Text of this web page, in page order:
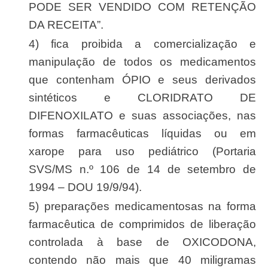
PODE SER VENDIDO COM RETENÇÃO
DA RECEITA”.
4) fica proibida a comercialização e
manipulação de todos os medicamentos
que contenham ÓPIO e seus derivados
sintéticos e CLORIDRATO DE
DIFENOXILATO e suas associações, nas
formas farmacêuticas líquidas ou em
xarope para uso pediátrico (Portaria
SVS/MS n.º 106 de 14 de setembro de
1994 – DOU 19/9/94).
5) preparações medicamentosas na forma
farmacêutica de comprimidos de liberação
controlada à base de OXICODONA,
contendo não mais que 40 miligramas